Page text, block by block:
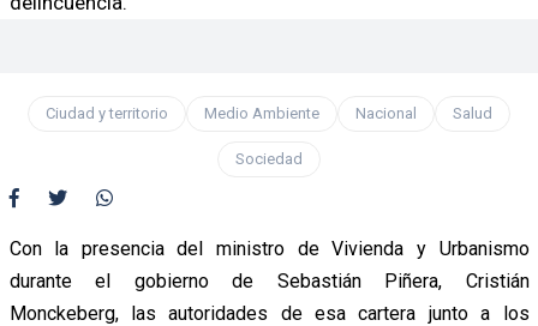
Ciudad y territorio Medio Ambiente Nacional Salud
Sociedad
Con la presencia del ministro de Vivienda y Urbanismo
durante el gobierno de Sebastián Piñera, Cristián
Monckeberg, las autoridades de esa cartera junto a los